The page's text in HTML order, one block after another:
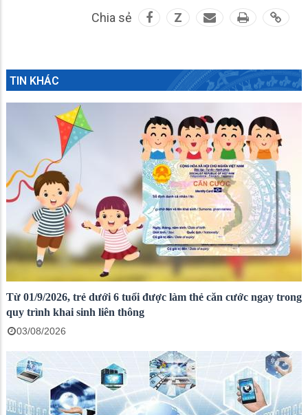
Chia sẻ Z
TIN KHÁC
Từ 01/9/2026, trẻ dưới 6 tuổi được làm thẻ căn cước ngay trong
quy trình khai sinh liên thông
03/08/2026